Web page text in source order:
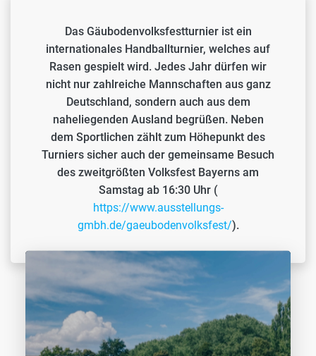
Das Gäubodenvolksfestturnier ist ein
internationales Handballturnier, welches auf
Rasen gespielt wird. Jedes Jahr dürfen wir
nicht nur zahlreiche Mannschaften aus ganz
Deutschland, sondern auch aus dem
naheliegenden Ausland begrüßen. Neben
dem Sportlichen zählt zum Höhepunkt des
Turniers sicher auch der gemeinsame Besuch
des zweitgrößten Volksfest Bayerns am
Samstag ab 16:30 Uhr (
https://www.ausstellungs-
gmbh.de/gaeubodenvolksfest/).